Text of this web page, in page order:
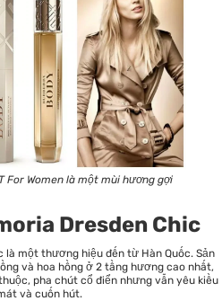
For Women là một mùi hương gợi
Dresden Chic
là một thương hiệu đến từ Hàn Quốc. Sản
và hoa hồng ở 2 tầng hương cao nhất,
pha chút cổ điển nhưng vẫn yêu kiều
và cuốn hút.